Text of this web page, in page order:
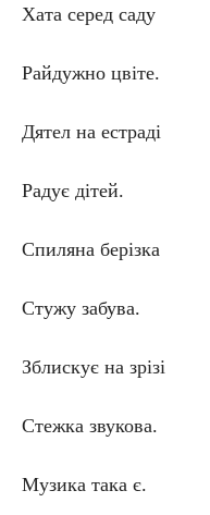
Хата серед саду
Райдужно цвіте.
Дятел на естраді
Радує дітей.
Спиляна берізка
Стужу забува.
Зблискує на зрізі
Стежка звукова.
Музика така є.